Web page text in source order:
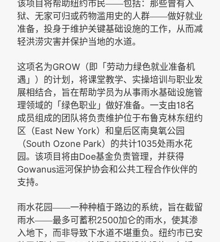
该项目将帮助纽约市民——包括：那些曾有入
狱、无家可归或药物滥用史的人群——做好就业
准备，投身于维护关键基础设施的工作，从而减
轻洪涝灾害并保护当地的水道。
这项名为GROW （即「劳动力绿色就业准备机
遇」）的计划，将课堂教学、实操培训与职业发
展相结合，旨在帮助学员为从事雨水基础设施管
理领域的「绿色职业」做好准备。一支由18名
成员组成的团队将负责维护位于布鲁克林东纽约
区（East New York）和皇后区南臭氧公园
（South Ozone Park）的共计1035处雨水花
园。该项目将由Doe基金负责管理，并获得
Gowanus运河保护协会和公共工程合作伙伴的
支持。
雨水花园——一种种植于路边的系统，旨在截留
雨水——最多可蓄积2500加仑的雨水，使其渗
入地下，而非导致下水道不堪重负。纽约市已安